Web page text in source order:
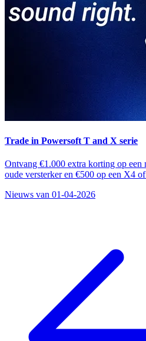
Trade in Powersoft T and X serie
Ontvang €1.000 extra korting op
oude versterker en €500 op een X4
Nieuws van 01-04-2026